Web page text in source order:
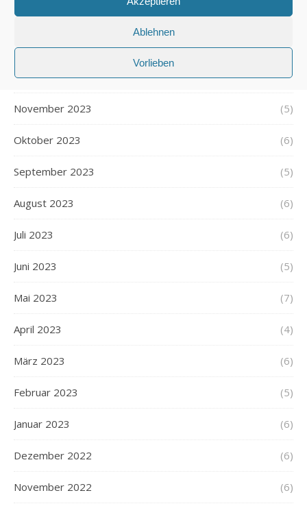
Ablehnen
Vorlieben
Februar 2024 (5)
Januar 2024 (6)
Dezember 2023 (5)
November 2023 (5)
Oktober 2023 (6)
September 2023 (5)
August 2023 (6)
Juli 2023 (6)
Juni 2023 (5)
Mai 2023 (7)
April 2023 (4)
März 2023 (6)
Februar 2023 (5)
Januar 2023 (6)
Dezember 2022 (6)
November 2022 (6)